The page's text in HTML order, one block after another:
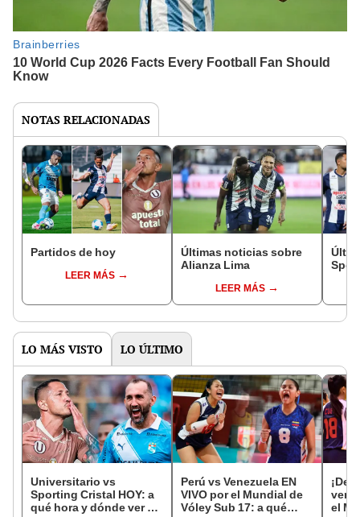
NOTAS RELACIONADAS
Partidos de hoy
LEER MÁS
Últimas noticias sobre
Alianza Lima
LEER MÁS
LO MÁS VISTO LO ÚLTIMO
Universitario vs
Sporting Cristal HOY: a
qué hora y dónde ver el
Perú vs Venezuela EN
VIVO por el Mundial de
Vóley Sub 17: a qué
el